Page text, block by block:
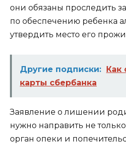
они обязаны проследить
по обеспечению ребенка
утвердить место его
Другие подписки:
Как
карты сбербанка
Заявление о лишении
нужно направить не
орган опеки и